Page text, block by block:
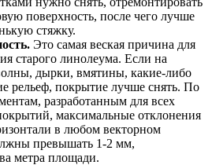
поверхность, после чего лучше
стяжку.
Это самая веская причина для
старого линолеума. Если на
дырки, вмятины, какие-либо
рельеф, покрытие лучше снять. По
разработанным для всех
максимальные отклонения
в любом векторном
превышать 1-2 мм,
метра площади.